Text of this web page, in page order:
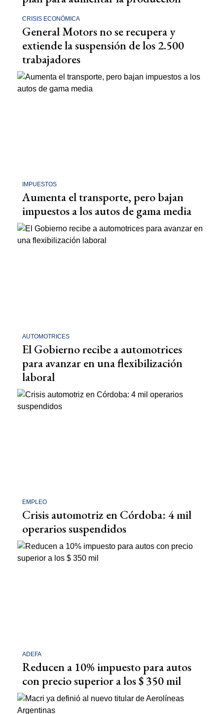
CRISIS ECONÓMICA
General Motors no se recupera y
extiende la suspensión de los 2.500
trabajadores
IMPUESTOS
Aumenta el transporte, pero bajan
impuestos a los autos de gama media
AUTOMOTRICES
El Gobierno recibe a automotrices
para avanzar en una flexibilización
laboral
EMPLEO
Crisis automotriz en Córdoba: 4 mil
operarios suspendidos
ADEFA
Reducen a 10% impuesto para autos
con precio superior a los $ 350 mil